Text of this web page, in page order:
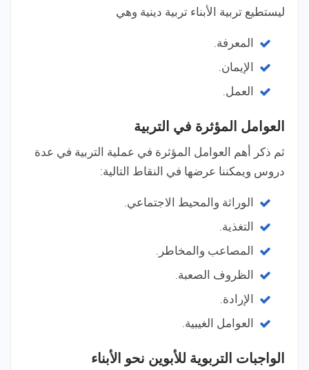
ليستطيع تربية الأبناء تربية دينية وهي
المعرفة.
الإيمان.
العمل.
العوامل المؤثرة في التربية
ثم ذكر أهم العوامل المؤثرة في عملية التربية في عدة
دروس ويمكننا عرضها في النقاط التالية:
الوراثة والمحيط الاجتماعي.
التغذية.
المصاعب والمخاطر.
الظروف الصعبة.
الإرادة.
العوامل الغيبية.
الواجبات التربوية للأبوين نحو الأبناء